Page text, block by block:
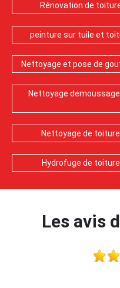
Rénovation de
peinture sur tuile et
Nettoyage et pose de
Nettoyage
Nettoyage de
Hydrofuge de
Les avis